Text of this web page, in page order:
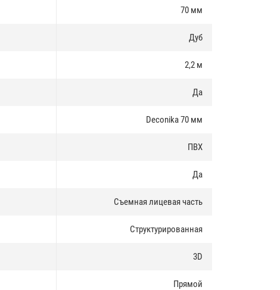
70 мм
Дуб
2,2 м
Да
Deconika 70 мм
ПВХ
Да
Съемная лицевая часть
Структурированная
3D
Прямой